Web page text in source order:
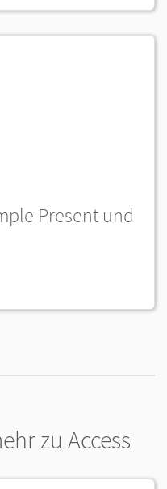
Present und
zu Access